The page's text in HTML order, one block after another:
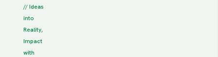
// Ideas
into
Reality,
Impact
with